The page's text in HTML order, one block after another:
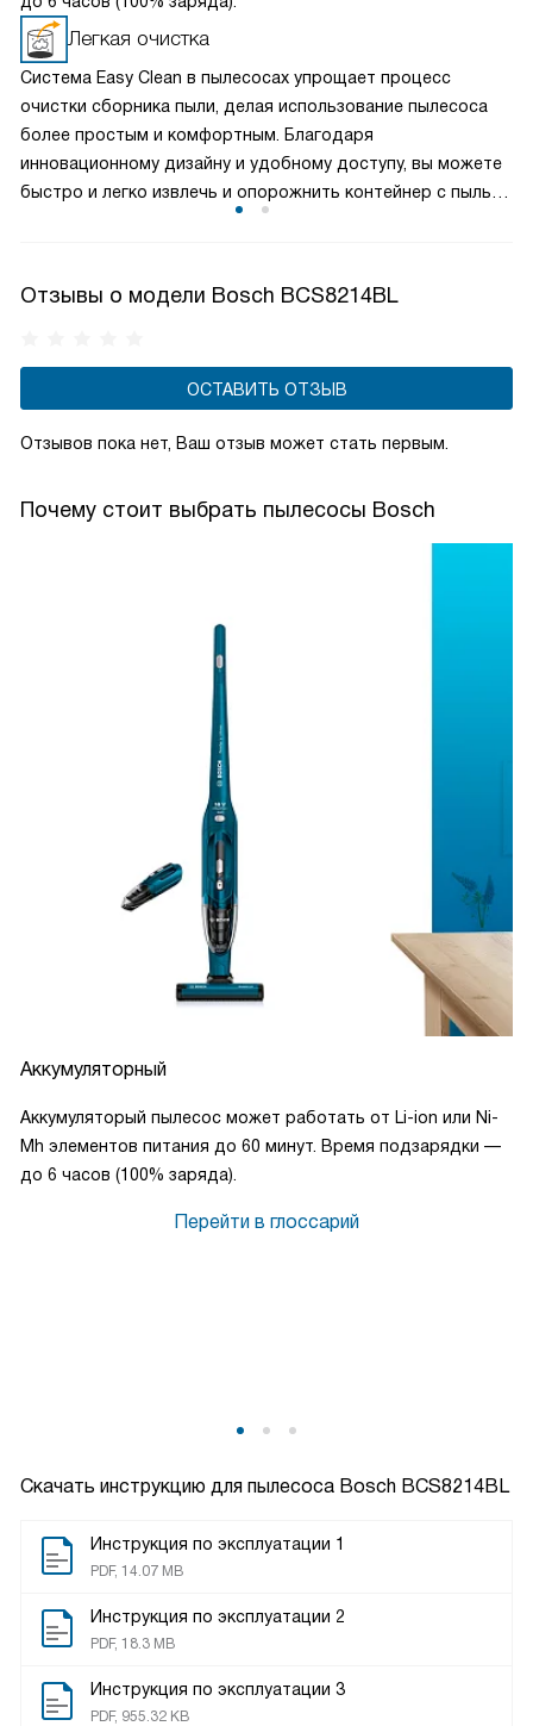
Скачать инструкцию для пылесоса Bosch BCS8214BL
Инструкция по эксплуатации 1
PDF, 14.07 MB
Инструкция по эксплуатации 2
PDF, 18.3 MB
Инструкция по эксплуатации 3
PDF, 955.32 KB
Легкая очистка
Система Easy Clean в пылесосах упрощает процесс
очистки сборника пыли, делая использование пылесоса
более простым и комфортным. Благодаря
инновационному дизайну и удобному доступу, вы можете
быстро и легко извлечь и опорожнить контейнер с пылью,
доме.
Отзывы о модели Bosch BCS8214BL
ОСТАВИТЬ ОТЗЫВ
Отзывов пока нет, Ваш отзыв может стать первым.
Почему стоит выбрать пылесосы Bosch
Аккумуляторный
Аккумуляторый пылесос может работать от Li-ion или Ni-
Mh элементов питания до 60 минут. Время подзарядки —
до 6 часов (100% заряда).
Перейти в глоссарий